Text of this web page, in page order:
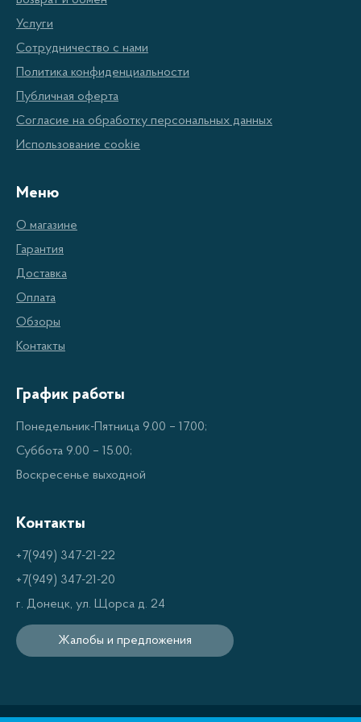
Особенности утюгов
Galaxy
использованием.
Имеют высокую степень точности и
результативности при приготовлении
Преимущества утюгов
Galaxy
перед другими утюгами. Прежде всего, они имеют
простое управление и доступные цены. Они также
имеют высокую степень точности и
результативности при приготовлении продуктов.
Отличительная черта утюгов Galaxy – это их
простота в использовании. Вы можете быстро и
Услуги
Сотрудничество с нами
Политика конфиденциальности
Публичная оферта
Согласие на обработку персональных данных
Использование cookie
Меню
О магазине
Гарантия
Доставка
Оплата
Обзоры
Контакты
График работы
Понедельник-Пятница 9.00 – 17.00;
Суббота 9.00 – 15.00;
Воскресенье выходной
Контакты
+7(949) 347-21-22
+7(949) 347-21-20
г. Донецк, ул. Щорса д. 24
Жалобы и предложения